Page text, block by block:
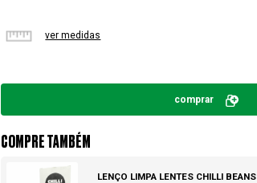
ver medidas
comprar
COMPRE TAMBÉM
LENÇO LIMPA LENTES CHILLI BEANS